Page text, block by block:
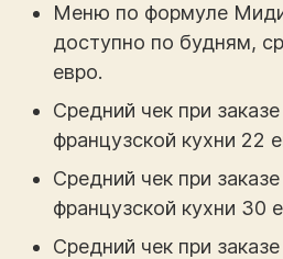
Меню по формуле
доступно по будням,
евро.
Средний чек при
французской кухни 22
Средний чек при
французской кухни 30
Средний чек при